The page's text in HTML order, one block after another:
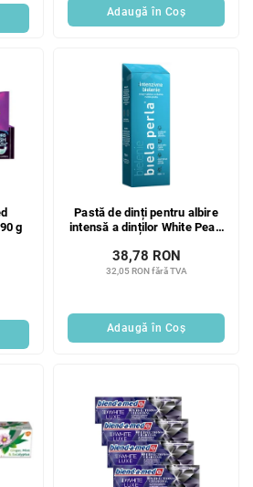
Adaugă în Coş
g
Pastă de dinți pentru albire
intensă a dinților White Pearl
32,05 RON fără TVA
38,78 RON
Adaugă în Coş